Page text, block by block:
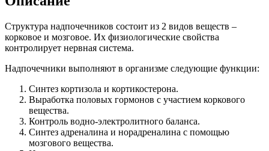
Структура надпочечников состоит из 2 видов веществ –
корковое и мозговое. Их физиологические свойства
контролирует нервная система.
Надпочечники выполняют в организме следующие функции:
Синтез кортизола и кортикостерона.
Выработка половых гормонов с участием коркового
вещества.
Контроль водно-электролитного баланса.
Синтез адреналина и норадреналина с помощью
мозгового вещества.